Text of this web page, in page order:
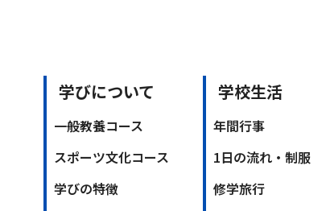
学びについて
一般教養コース
スポーツ文化コース
学びの特徴
学校生活
年間行事
1日の流れ・制服
修学旅行